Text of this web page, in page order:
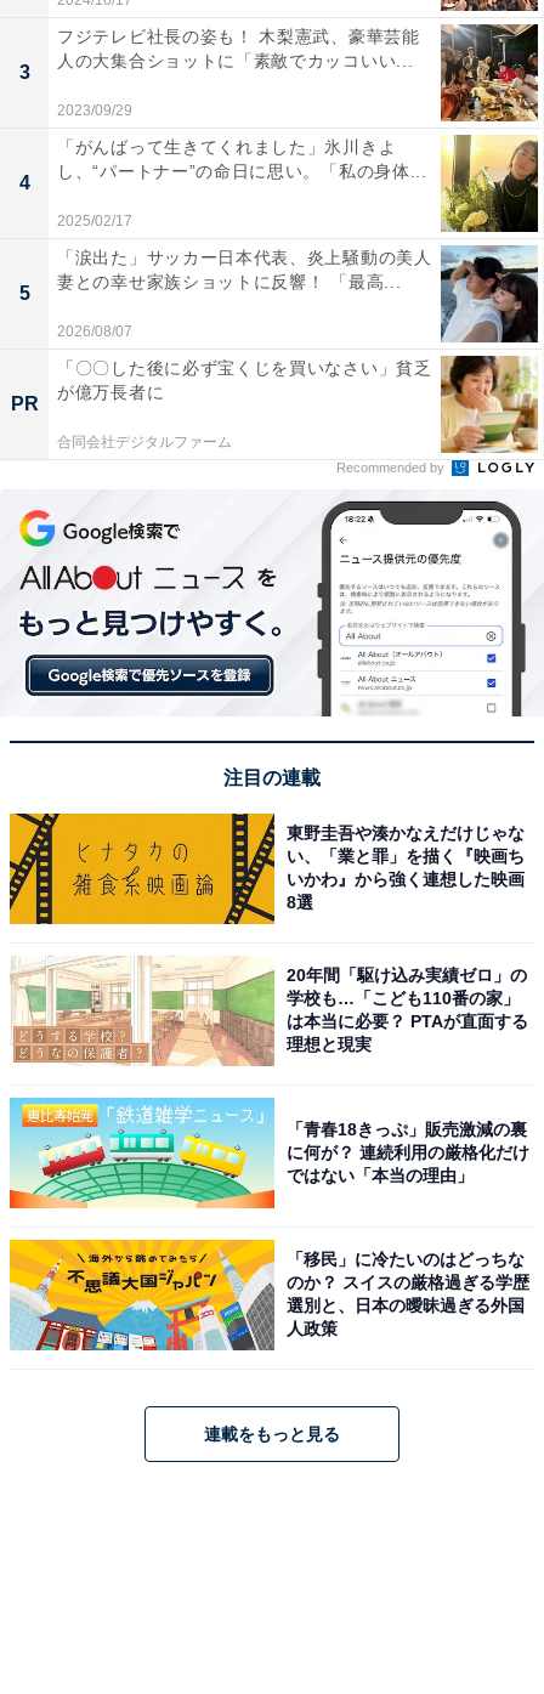
3
フジテレビ社長の姿も！ 木梨憲武、豪華芸能
人の大集合ショットに「素敵でカッコいい...
2023/09/29
4
「がんばって生きてくれました」氷川きよ
し、“パートナー”の命日に思い。「私の身体...
2025/02/17
5
「涙出た」サッカー日本代表、炎上騒動の美人
妻との幸せ家族ショットに反響！ 「最高...
2026/08/07
PR
「〇〇した後に必ず宝くじを買いなさい」貧乏
が億万長者に
合同会社デジタルファーム
Recommended by
注目の連載
東野圭吾や湊かなえだけじゃな
い、「業と罪」を描く『映画ち
いかわ』から強く連想した映画
8選
20年間「駆け込み実績ゼロ」の
学校も…「こども110番の家」
は本当に必要？ PTAが直面する
理想と現実
「青春18きっぷ」販売激減の裏
に何が？ 連続利用の厳格化だけ
ではない「本当の理由」
「移民」に冷たいのはどっちな
のか？ スイスの厳格過ぎる学歴
選別と、日本の曖昧過ぎる外国
人政策
連載をもっと見る